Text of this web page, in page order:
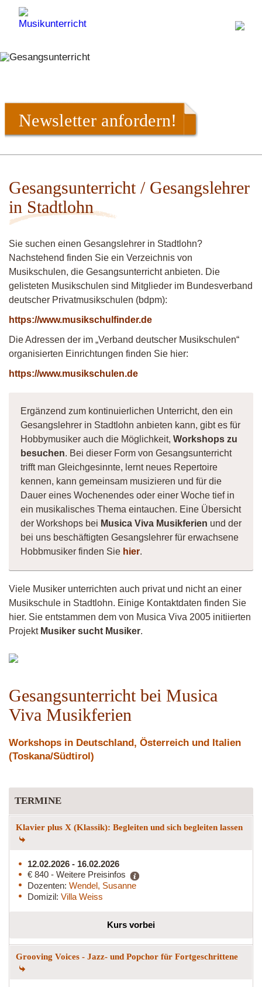
Newsletter anfordern!
Gesangsunterricht / Gesangslehrer
in Stadtlohn
Sie suchen einen Gesangslehrer in Stadtlohn?
Nachstehend finden Sie ein Verzeichnis von
Musikschulen, die Gesangsunterricht anbieten. Die
gelisteten Musikschulen sind Mitglieder im Bundesverband
deutscher Privatmusikschulen (bdpm):
https://www.musikschulfinder.de
Die Adressen der im „Verband deutscher Musikschulen“
organisierten Einrichtungen finden Sie hier:
https://www.musikschulen.de
Ergänzend zum kontinuierlichen Unterricht, den ein
Gesangslehrer in Stadtlohn anbieten kann, gibt es für
Hobbymusiker auch die Möglichkeit, Workshops zu
besuchen. Bei dieser Form von Gesangsunterricht
trifft man Gleichgesinnte, lernt neues Repertoire
kennen, kann gemeinsam musizieren und für die
Dauer eines Wochenendes oder einer Woche tief in
ein musikalisches Thema eintauchen. Eine Übersicht
der Workshops bei Musica Viva Musikferien und der
bei uns beschäftigten Gesangslehrer für erwachsene
Hobbmusiker finden Sie hier.
Viele Musiker unterrichten auch privat und nicht an einer
Musikschule in Stadtlohn. Einige Kontaktdaten finden Sie
hier. Sie entstammen dem von Musica Viva 2005 initiierten
Projekt Musiker sucht Musiker.
Gesangsunterricht bei Musica
Viva Musikferien
Workshops in Deutschland, Österreich und Italien
(Toskana/Südtirol)
TERMINE
Klavier plus X (Klassik): Begleiten und sich begleiten lassen
12.02.2026 - 16.02.2026
€ 840 - Weitere Preisinfos
Dozenten: Wendel, Susanne
Domizil: Villa Weiss
Kurs vorbei
Grooving Voices - Jazz- und Popchor für Fortgeschrittene